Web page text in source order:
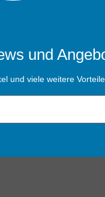
und
und viele weitere